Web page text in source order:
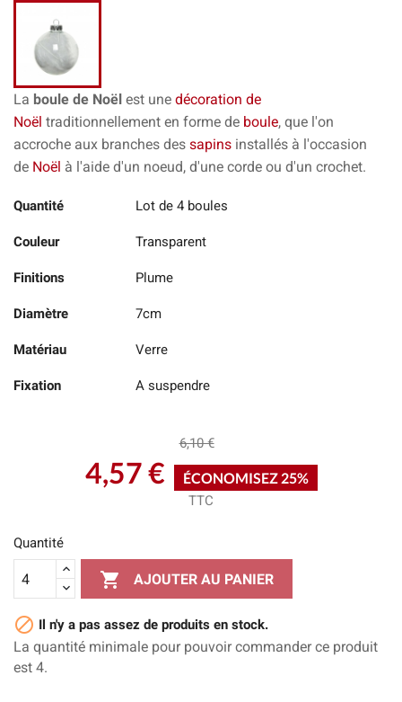
La boule de Noël est une décoration de
Noël traditionnellement en forme de boule, que l'on
accroche aux branches des sapins installés à l'occasion
de Noël à l'aide d'un noeud, d'une corde ou d'un crochet.
Quantité Lot de 4 boules
Couleur Transparent
Finitions Plume
Diamètre 7cm
Matériau Verre
Fixation A suspendre
6,10 €
4,57 € ÉCONOMISEZ 25%
TTC
Quantité
 AJOUTER AU PANIER
 Il n'y a pas assez de produits en stock.
La quantité minimale pour pouvoir commander ce produit
est 4.